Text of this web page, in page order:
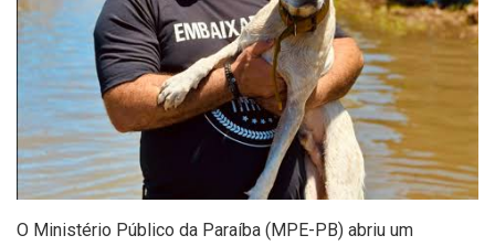
O Ministério Público da Paraíba (MPE-PB) abriu um